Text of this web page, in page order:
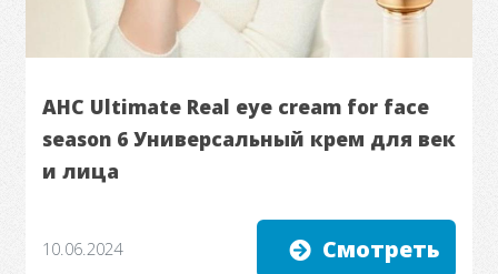
AHC Ultimate Real eye cream for face
season 6 Универсальный крем для век
и лица
10.06.2024 Смотреть